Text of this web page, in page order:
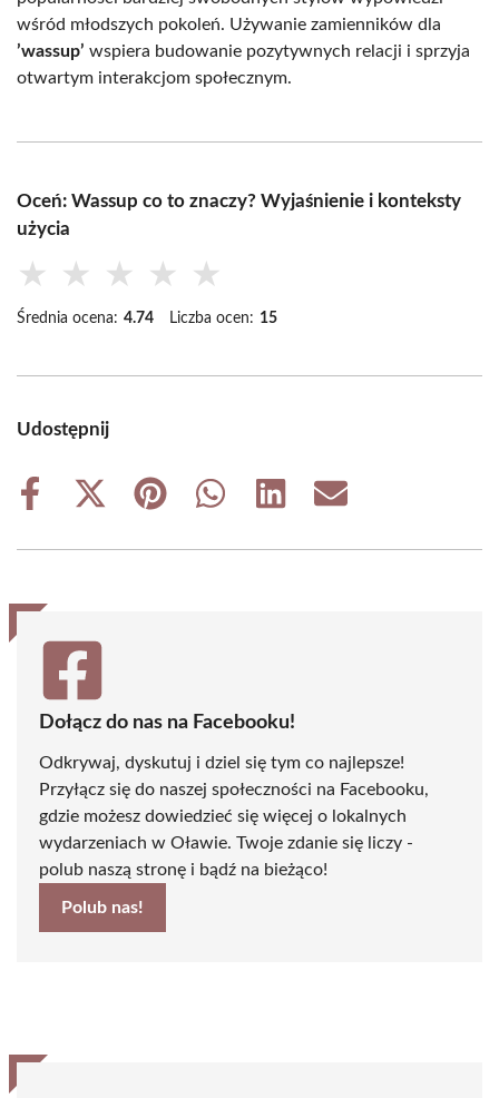
wśród młodszych pokoleń. Używanie zamienników dla
’wassup’ wspiera budowanie pozytywnych relacji i sprzyja
otwartym interakcjom społecznym.
Oceń: Wassup co to znaczy? Wyjaśnienie i konteksty
użycia
★ ★ ★ ★ ★
Średnia ocena: 4.74 Liczba ocen: 15
Udostępnij
Share
Share
(Twitter)
Share
Share
Share
Share
Dołącz do nas na Facebooku!
Odkrywaj, dyskutuj i dziel się tym co najlepsze!
Przyłącz się do naszej społeczności na Facebooku,
gdzie możesz dowiedzieć się więcej o lokalnych
wydarzeniach w Oławie. Twoje zdanie się liczy -
polub naszą stronę i bądź na bieżąco!
Polub nas!